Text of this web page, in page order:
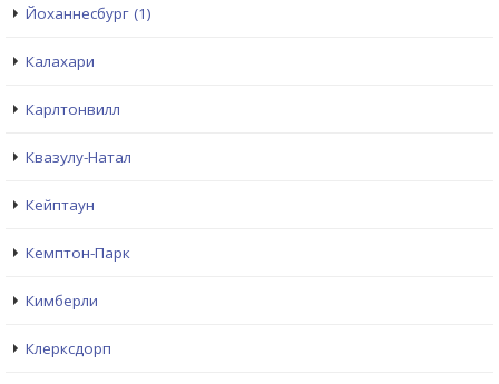
Йоханнесбург (1)
Калахари
Карлтонвилл
Квазулу-Натал
Кейптаун
Кемптон-Парк
Кимберли
Клерксдорп